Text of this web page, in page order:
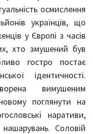
осмислення
українців, що
у Європі з часів
хто змушений був
гостро постає
ідентичності.
вимушеним
поглянути на
наративи,
Соловій